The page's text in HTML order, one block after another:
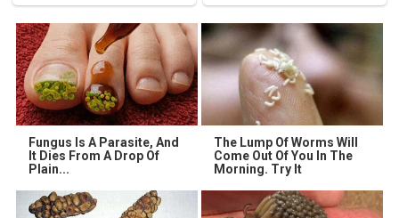
Fungus Is A Parasite, And
It Dies From A Drop Of
Plain...
The Lump Of Worms Will
Come Out Of You In The
Morning. Try It